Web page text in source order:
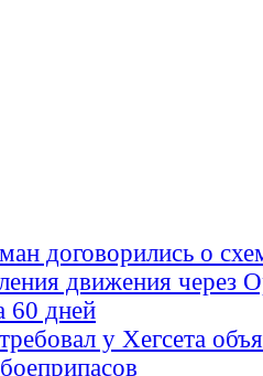
договорились о
движения через
60 дней
у Хегсета